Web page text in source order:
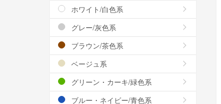
ホワイト/白色系
グレー/灰色系
ブラウン/茶色系
ベージュ系
グリーン・カーキ/緑色系
ブルー・ネイビー/青色系